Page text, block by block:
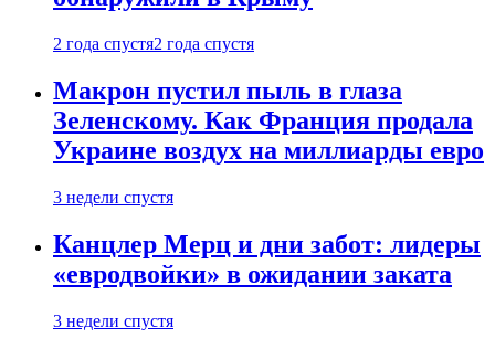
2 года спустя2 года спустя
Макрон пустил пыль в глаза
Зеленскому. Как Франция продала
Украине воздух на миллиарды евро
3 недели спустя
Канцлер Мерц и дни забот: лидеры
«евродвойки» в ожидании заката
3 недели спустя